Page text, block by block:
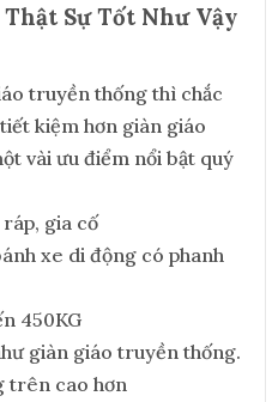
Sự Tốt Như Vậy
truyền thống thì chắc
kiệm hơn giàn giáo
vài ưu điểm nổi bật quý
gia cố
xe di động có phanh
450KG
giàn giáo truyền thống.
trên cao hơn